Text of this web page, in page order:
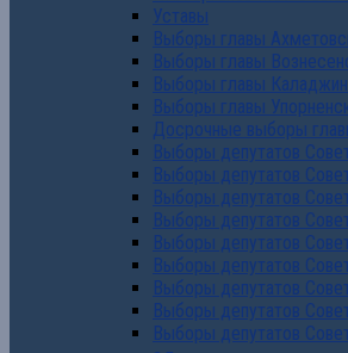
Уставы
Выборы главы
Выборы главы
Выборы главы
Выборы главы
Досрочные выборы
Выборы депутатов
Выборы депутатов
Выборы депутатов
Выборы депутатов
Выборы депутатов
Выборы депутатов
Выборы депутатов
Выборы депутатов
Выборы депутатов